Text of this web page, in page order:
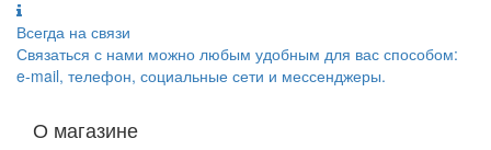
Всегда на связи
Связаться с нами можно любым удобным для вас способом:
e-mail, телефон, социальные сети и мессенджеры.
О магазине